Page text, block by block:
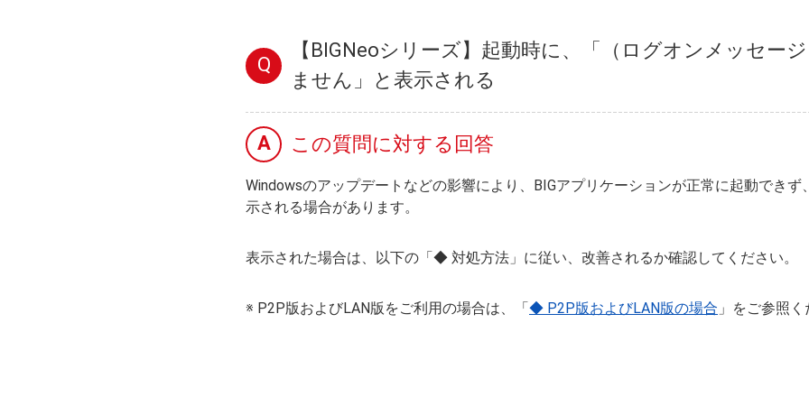
Q
【BIGNeoシリーズ】起動時に、「（ログオンメッセー
ません」と表示される
A この質問に対する回答
Windowsのアップデートなどの影響により、BIGアプリケーションが正常に起動でき
示される場合があります。
表示された場合は、以下の「◆ 対処方法」に従い、改善されるか確認してください。
※ P2P版およびLAN版をご利用の場合は、「◆ P2P版およびLAN版の場合 」をご参照